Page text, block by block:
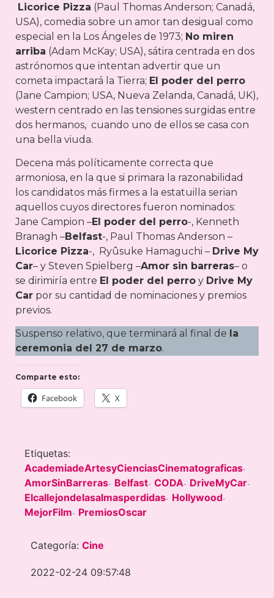
Licorice Pizza (Paul Thomas Anderson; Canadá,
USA), comedia sobre un amor tan desigual como
especial en la Los Ángeles de 1973; No miren
arriba (Adam McKay; USA), sátira centrada en dos
astrónomos que intentan advertir que un
cometa impactará la Tierra; El poder del perro
(Jane Campion; USA, Nueva Zelanda, Canadá, UK),
western centrado en las tensiones surgidas entre
dos hermanos, cuando uno de ellos se casa con
una bella viuda.
Decena más políticamente correcta que
armoniosa, en la que si primara la razonabilidad
los candidatos más firmes a la estatuilla serian
aquellos cuyos directores fueron nominados:
Jane Campion –El poder del perro-, Kenneth
Branagh –Belfast-, Paul Thomas Anderson –
Licorice Pizza-, Ryûsuke Hamaguchi – Drive My
Car– y Steven Spielberg –Amor sin barreras– o
se dirimiría entre El poder del perro y Drive My
Car por su cantidad de nominaciones y premios
previos.
Suspenso relativo, que terminará al final de la
ceremonia del 27 de marzo.
Comparte esto:
Facebook X
Etiquetas:
AcademiadeArtesyCienciasCinematograficas-
AmorSinBarreras- Belfast- CODA- DriveMyCar-
Elcallejondelasalmasperdidas- Hollywood-
MejorFilm- PremiosOscar
Categoría: Cine
2022-02-24 09:57:48